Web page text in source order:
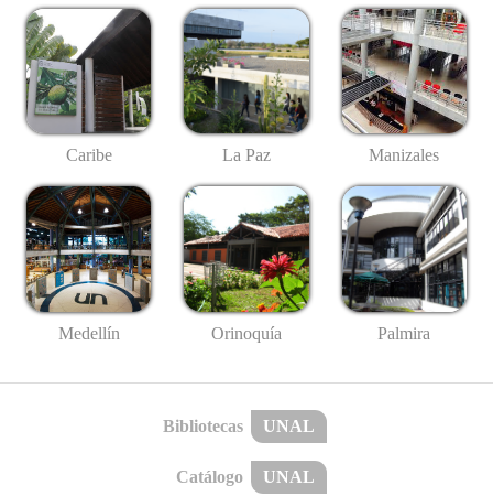
Caribe La Paz Manizales
Medellín Orinoquía Palmira
Bibliotecas UNAL
Catálogo UNAL